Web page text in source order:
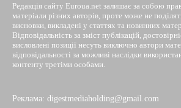
Редакція сайту Euroua.net залишає за собою
матеріали різних авторів, проте може не
висновки, викладені у статтях та новинних
Відповідальність за зміст публікацій,
висловлені позиції несуть виключно автори
відповідальності за можливі наслідки
контенту третіми особами.
Реклама: digestmediaholding@gmail.com